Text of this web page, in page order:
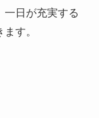
一日が充実する
す。